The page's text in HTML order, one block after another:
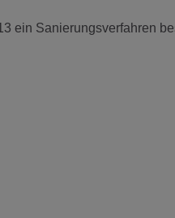
ein Sanierungsverfahren